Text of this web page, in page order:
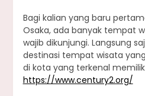
Bagi kalian yang baru
Osaka, ada banyak tempat
wajib dikunjungi. Langsung
destinasi tempat wisata
di kota yang terkenal
https://www.century2.org/